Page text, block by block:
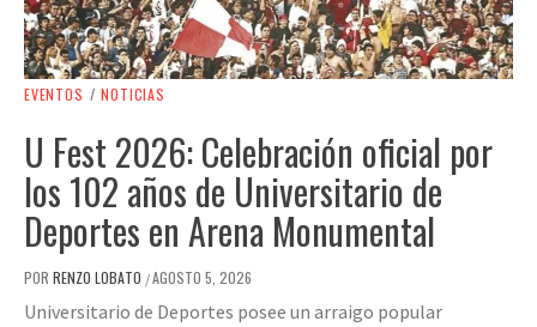
EVENTOS / NOTICIAS
U Fest 2026: Celebración oficial por
los 102 años de Universitario de
Deportes en Arena Monumental
POR RENZO LOBATO /AGOSTO 5, 2026
Universitario de Deportes posee un arraigo popular